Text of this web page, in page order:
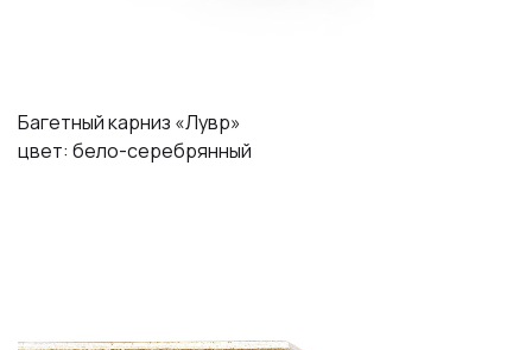
Багетный карниз «Лувр»
цвет: бело-серебрянный